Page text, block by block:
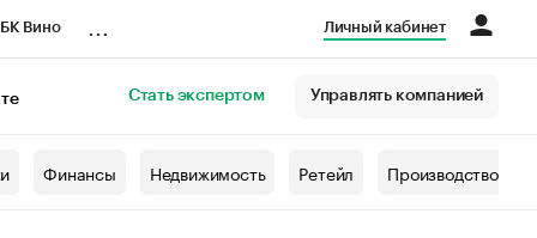
Вино Личный кабинет
Стать экспертом Управлять компанией
Финансы Недвижимость Ретейл Производство